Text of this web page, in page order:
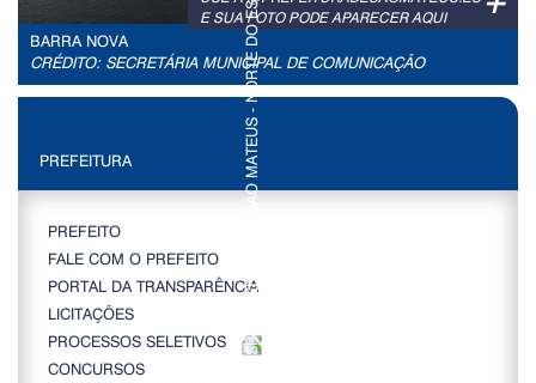
E SUA FOTO PODE APARECER AQUI
BARRA NOVA
CRÉDITO: SECRETÁRIA MUNICIPAL DE COMUNICAÇÃO
PREFEITURA
PREFEITO
FALE COM O PREFEITO
PORTAL DA TRANSPARÊNCIA
LICITAÇÕES
PROCESSOS SELETIVOS
CONCURSOS